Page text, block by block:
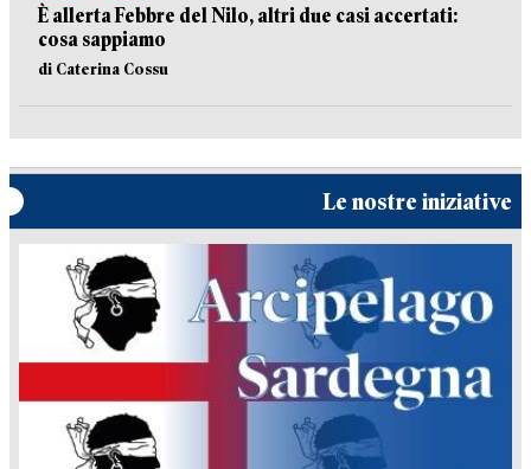
È allerta Febbre del Nilo, altri due casi accertati:
cosa sappiamo
di Caterina Cossu
Le nostre iniziative